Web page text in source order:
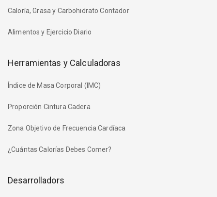
Caloría, Grasa y Carbohidrato Contador
Alimentos y Ejercicio Diario
Herramientas y Calculadoras
Índice de Masa Corporal (IMC)
Proporción Cintura Cadera
Zona Objetivo de Frecuencia Cardíaca
¿Cuántas Calorías Debes Comer?
Desarrolladors